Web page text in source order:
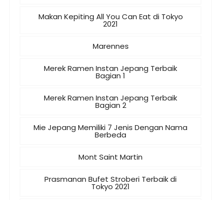
Makan Kepiting All You Can Eat di Tokyo
2021
Marennes
Merek Ramen Instan Jepang Terbaik
Bagian 1
Merek Ramen Instan Jepang Terbaik
Bagian 2
Mie Jepang Memiliki 7 Jenis Dengan Nama
Berbeda
Mont Saint Martin
Prasmanan Bufet Stroberi Terbaik di
Tokyo 2021